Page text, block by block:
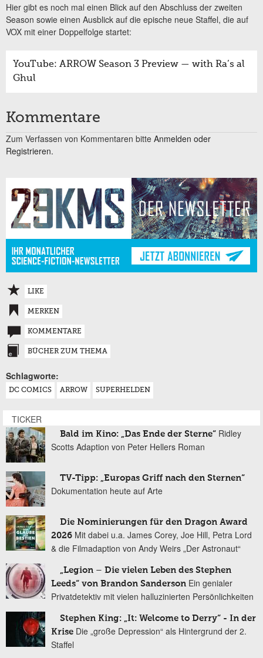
Hier gibt es noch mal einen Blick auf den Abschluss der zweiten
Season sowie einen Ausblick auf die epische neue Staffel, die auf
VOX mit einer Doppelfolge startet:
YouTube: ARROW Season 3 Preview — with Ra’s al
Ghul
Kommentare
Zum Verfassen von Kommentaren bitte Anmelden oder
Registrieren.
LIKE
MERKEN
KOMMENTARE
BÜCHER ZUM THEMA
Schlagworte:
DC COMICS ARROW SUPERHELDEN
TICKER
Bald im Kino: „Das Ende der Sterne“ Ridley
Scotts Adaption von Peter Hellers Roman
TV-Tipp: „Europas Griff nach den Sternen“
Dokumentation heute auf Arte
Die Nominierungen für den Dragon Award
2026 Mit dabei u.a. James Corey, Joe Hill, Petra Lord
& die Filmadaption von Andy Weirs „Der Astronaut“
„Legion – Die vielen Leben des Stephen
Leeds“ von Brandon Sanderson Ein genialer
Privatdetektiv mit vielen halluzinierten Persönlichkeiten
Stephen King: „It: Welcome to Derry“ - In der
Krise Die „große Depression“ als Hintergrund der 2.
Staffel